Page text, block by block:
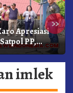
»
Apresiasi
PP,
Pemadam
imlek